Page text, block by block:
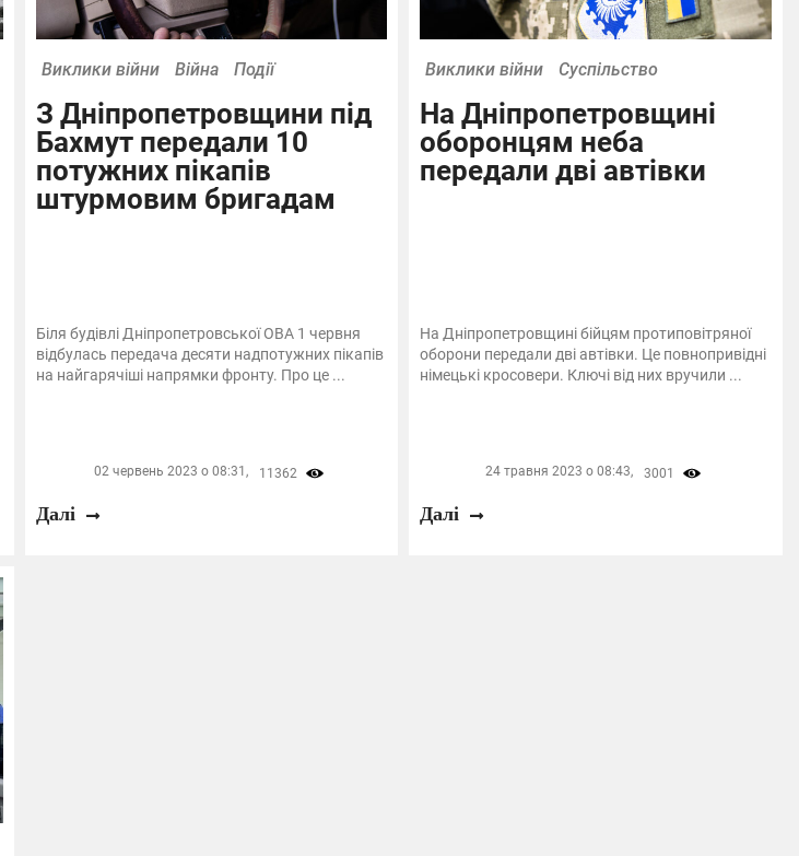
Виклики війни Війна Події
З Дніпропетровщини під
Бахмут передали 10
потужних пікапів
штурмовим бригадам
Біля будівлі Дніпропетровської ОВА 1 червня
відбулась передача десяти надпотужних пікапів
на найгарячіші напрямки фронту. Про це ...
02 червень 2023 о 08:31, 11362
Далі
Виклики війни Суспільство
На Дніпропетровщині
оборонцям неба
передали дві автівки
На Дніпропетровщині бійцям протиповітряної
оборони передали дві автівки. Це повнопривідні
німецькі кросовери. Ключі від них вручили ...
24 травня 2023 о 08:43, 3001
Далі